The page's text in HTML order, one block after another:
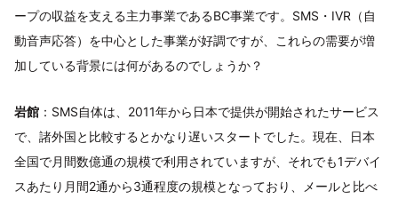
ープの収益を支える主力事業であるBC事業です。SMS・IVR（自
動音声応答）を中心とした事業が好調ですが、これらの需要が増
加している背景には何があるのでしょうか？
岩館 ：SMS自体は、2011年から日本で提供が開始されたサービス
で、諸外国と比較するとかなり遅いスタートでした。現在、日本
全国で月間数億通の規模で利用されていますが、それでも1デバイ
スあたり月間2通から3通程度の規模となっており、メールと比べ